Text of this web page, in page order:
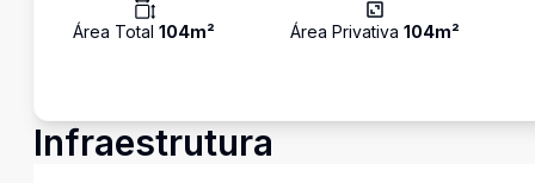
Área Total 104m² Área Privativa 104m²
Infraestrutura